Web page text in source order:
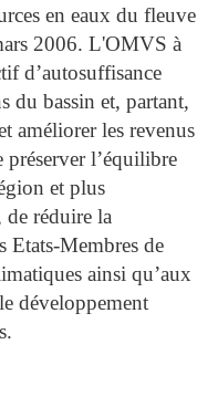
en eaux du fleuve
2006. L'OMVS à
d’autosuffisance
du bassin et, partant,
améliorer les revenus
l’équilibre
et plus
de réduire la
Etats-Membres de
ainsi qu’aux
développement